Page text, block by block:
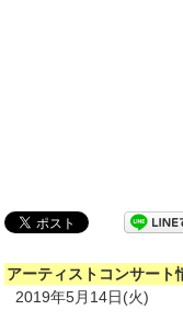
アーティストコンサート
2019年5月14日(火)